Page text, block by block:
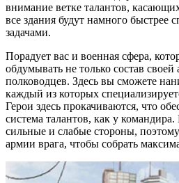
внимание ветке талантов,
все здания будут намного быстрее
задачами.
Порадует вас и военная сфера,
обдумывать не только состав
полководцев. Здесь вы сможете
каждый из которых
Герои здесь прокачиваются, что
система талантов, как у
сильные и слабые стороны,
армии врага, чтобы собрать